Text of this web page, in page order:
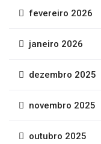
fevereiro 2026
janeiro 2026
dezembro 2025
novembro 2025
outubro 2025